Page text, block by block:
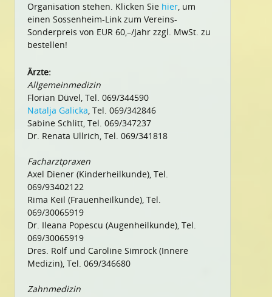
Organisation stehen. Klicken Sie hier, um
einen Sossenheim-Link zum Vereins-
Sonderpreis von EUR 60,–/Jahr zzgl. MwSt. zu
bestellen!
Ärzte:
Allgemeinmedizin
Florian Düvel, Tel. 069/344590
Natalja Galicka, Tel. 069/342846
Sabine Schlitt, Tel. 069/347237
Dr. Renata Ullrich, Tel. 069/341818
Facharztpraxen
Axel Diener (Kinderheilkunde), Tel.
069/93402122
Rima Keil (Frauenheilkunde), Tel.
069/30065919
Dr. Ileana Popescu (Augenheilkunde), Tel.
069/30065919
Dres. Rolf und Caroline Simrock (Innere
Medizin), Tel. 069/346680
Zahnmedizin